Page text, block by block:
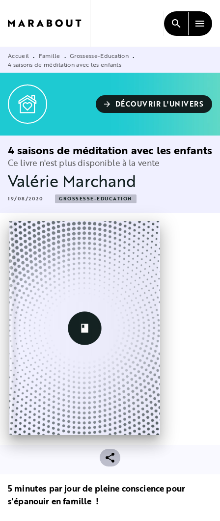
CONTENU
search menu
Accueil • Famille • Grossesse-Education •
4 saisons de méditation avec les enfants
arrow_forward DÉCOUVRIR L'UNIVERS
4 saisons de méditation avec les enfants
Ce livre n'est plus disponible à la vente
Valérie Marchand
19/08/2020 GROSSESSE-EDUCATION
5 minutes par jour de pleine conscience pour
s'épanouir en famille !